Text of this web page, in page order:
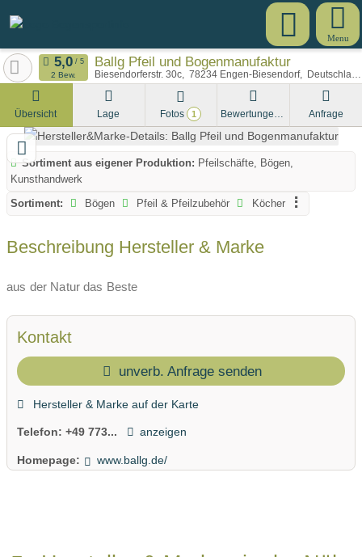
Menu
Ballg Pfeil und Bogenmanufaktur
Biesendorferstr. 30c 78234 Engen-Biesendorf Deutschland
2 Bew.
Übersicht Lage Fotos 1 Bewertungen Anfrage
Sortiment aus eigener Produktion: Pfeilschäfte, Bögen,
Kunsthandwerk
Sortiment:
Bögen Pfeil & Pfeilzubehör Köcher
Beschreibung Hersteller & Marke
aus der Natur das Beste
Kontakt
unverb. Anfrage senden
Hersteller & Marke auf der Karte
Telefon: +49 773... anzeigen
Homepage: www.ballg.de/